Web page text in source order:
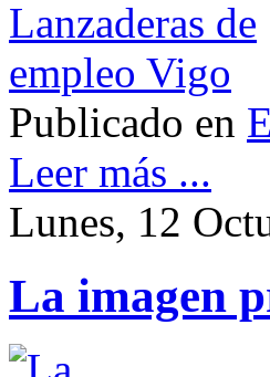
Publicado en
Leer más ...
Lunes, 12
La imagen